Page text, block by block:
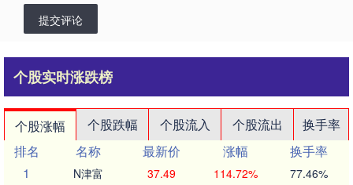
提交评论
个股实时涨跌榜
个股涨幅 个股跌幅 个股流入 个股流出
换手率
排名
名称 最新价 涨幅
换手率
1
N津富 37.49 114.72% 77.46%